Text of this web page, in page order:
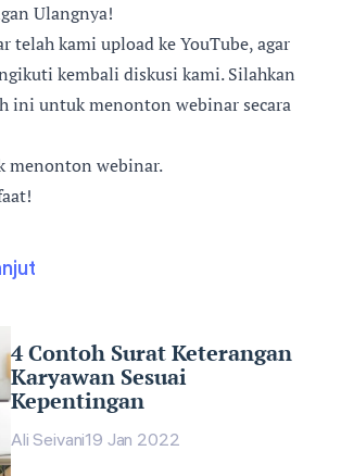
Ulangnya!
telah kami upload ke YouTube, agar
kembali diskusi kami. Silahkan
ini untuk menonton webinar secara
menonton webinar.
4 Contoh Surat Keterangan
Karyawan Sesuai
Kepentingan
Ali Seivani19 Jan 2022